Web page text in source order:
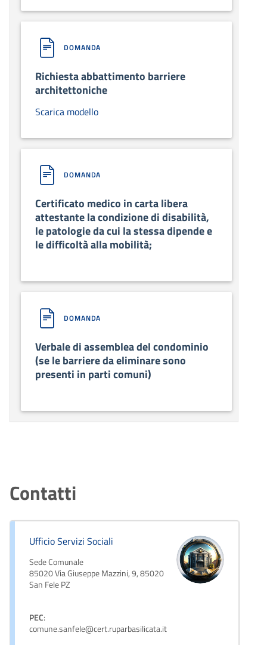
DOMANDA
Richiesta abbattimento barriere
architettoniche
Scarica modello
DOMANDA
Certificato medico in carta libera
attestante la condizione di disabilità,
le patologie da cui la stessa dipende e
le difficoltà alla mobilità;
DOMANDA
Verbale di assemblea del condominio
(se le barriere da eliminare sono
presenti in parti comuni)
Contatti
Ufficio Servizi Sociali
Sede Comunale
85020 Via Giuseppe Mazzini, 9, 85020
San Fele PZ
PEC:
comune.sanfele@cert.ruparbasilicata.it